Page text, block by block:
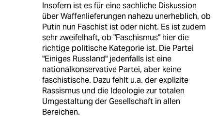
Insofern ist es für eine sachliche Diskussion
über Waffenlieferungen nahezu unerheblich, ob
Putin nun Faschist ist oder nicht. Es ist zudem
sehr zweifelhaft, ob "Faschismus" hier die
richtige politische Kategorie ist. Die Partei
"Einiges Russland" jedenfalls ist eine
nationalkonservative Partei, aber keine
faschistische. Dazu fehlt u.a. der explizite
Rassismus und die Ideologie zur totalen
Umgestaltung der Gesellschaft in allen
Bereichen.